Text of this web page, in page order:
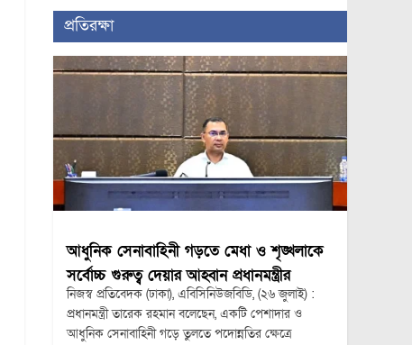
প্রতিরক্ষা
আধুনিক সেনাবাহিনী গড়তে মেধা ও শৃঙ্খলাকে
সর্বোচ্চ গুরুত্ব দেয়ার আহ্বান প্রধানমন্ত্রীর
নিজস্ব প্রতিবেদক (ঢাকা), এবিসিনিউজবিডি, (২৬ জুলাই) :
প্রধানমন্ত্রী তারেক রহমান বলেছেন, একটি পেশাদার ও
আধুনিক সেনাবাহিনী গড়ে তুলতে পদোন্নতির ক্ষেত্রে